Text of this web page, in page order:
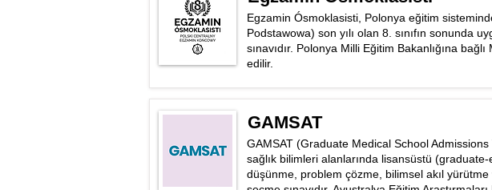
Egzamin Ósmoklasisti, Polonya eğitim
Podstawowa) son yılı olan 8. sınıfın sonunda
sınavıdır. Polonya Milli Eğitim Bakanlığına
edilir.
GAMSAT
GAMSAT (Graduate Medical School
sağlık bilimleri alanlarında lisansüstü
düşünme, problem çözme, bilimsel akıl